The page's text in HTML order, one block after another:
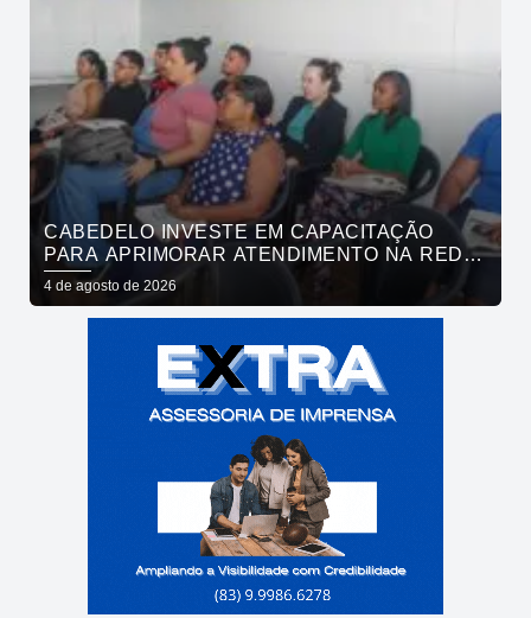
CABEDELO INVESTE EM CAPACITAÇÃO
PARA APRIMORAR ATENDIMENTO NA REDE
DE BARES E RESTAURANTES
4 de agosto de 2026